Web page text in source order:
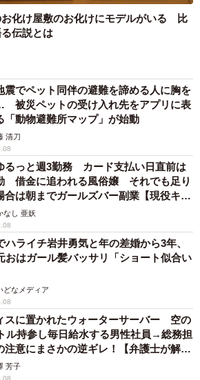
化け屋敷のお化けにモデルがいる 比
伝説とは
震でペット同伴の避難を諦める人に胸を
被災ペットの受け入れ先をアプリに表
「動物避難所マップ」が始動
清刀
るっと週3勤務 カード支払い日直前は
借金に追われる風俗嬢 それでも足り
合は朝までガールズバー副業【現役キャ
取材】
なし 亜妖
ハライチ岩井勇気と年の差婚から3年、
おはガール髪バッサリ「ショート似合い
どなメディア
スに置かれたウォーターサーバー 空の
ル持参し毎日給水する男性社員→総務担
注意にまさかの逆ギレ！【弁護士が解
芳子